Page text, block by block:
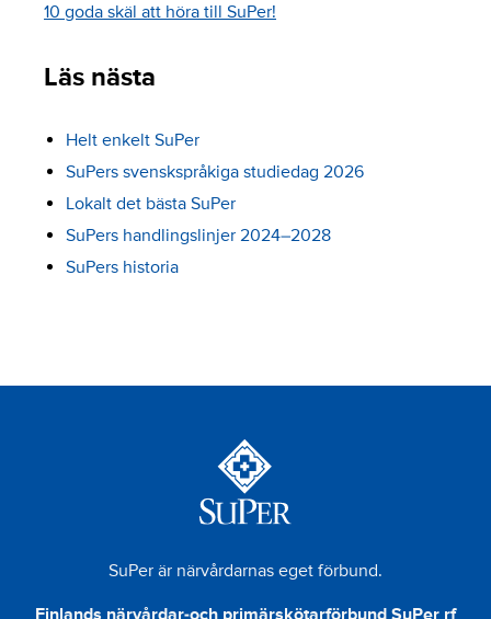
10 goda skäl att höra till SuPer!
Läs nästa
Helt enkelt SuPer
SuPers svenskspråkiga studiedag 2026
Lokalt det bästa SuPer
SuPers handlingslinjer 2024–2028
SuPers historia
SuPer är närvårdarnas eget förbund.